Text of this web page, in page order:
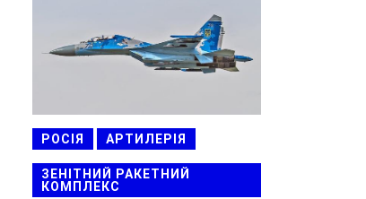
РОСІЯ АРТИЛЕРІЯ
ЗЕНІТНИЙ РАКЕТНИЙ
КОМПЛЕКС